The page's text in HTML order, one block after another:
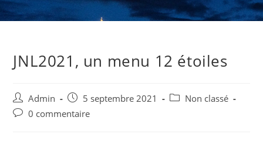
JNL2021, un menu 12 étoiles
Admin 5 septembre 2021
Non classé
0 commentaire